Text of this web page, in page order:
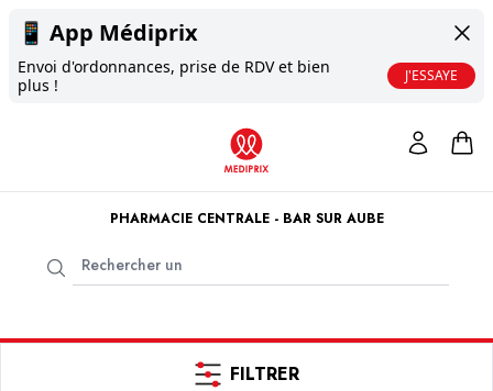
📱 App Médiprix
Envoi d'ordonnances, prise de RDV et bien
plus !
J'ESSAYE
PHARMACIE CENTRALE - BAR SUR AUBE
FILTRER